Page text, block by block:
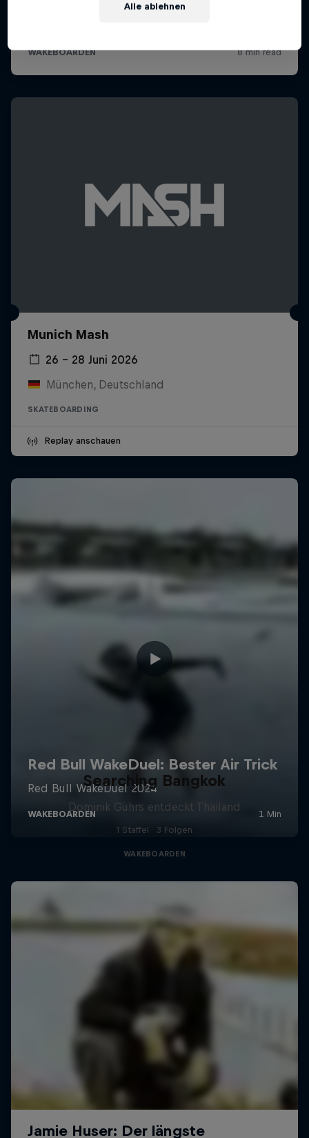
Munich Mash
26 – 28 Juni 2026
München, Deutschland
SKATEBOARDING
Replay anschauen
Searching Bangkok
Dominik Gührs entdeckt Thailand
1 Staffel · 3 Folgen
WAKEBOARDEN
Alle ablehnen